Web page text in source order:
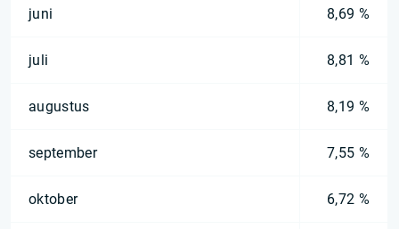
juni 8,69 %
juli 8,81 %
augustus 8,19 %
september 7,55 %
oktober 6,72 %